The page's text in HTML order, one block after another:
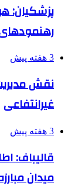
پزشکیان:
3 هفته پیش
نقش
غیرانتفاعی
3 هفته پیش
قالیباف:
میدان